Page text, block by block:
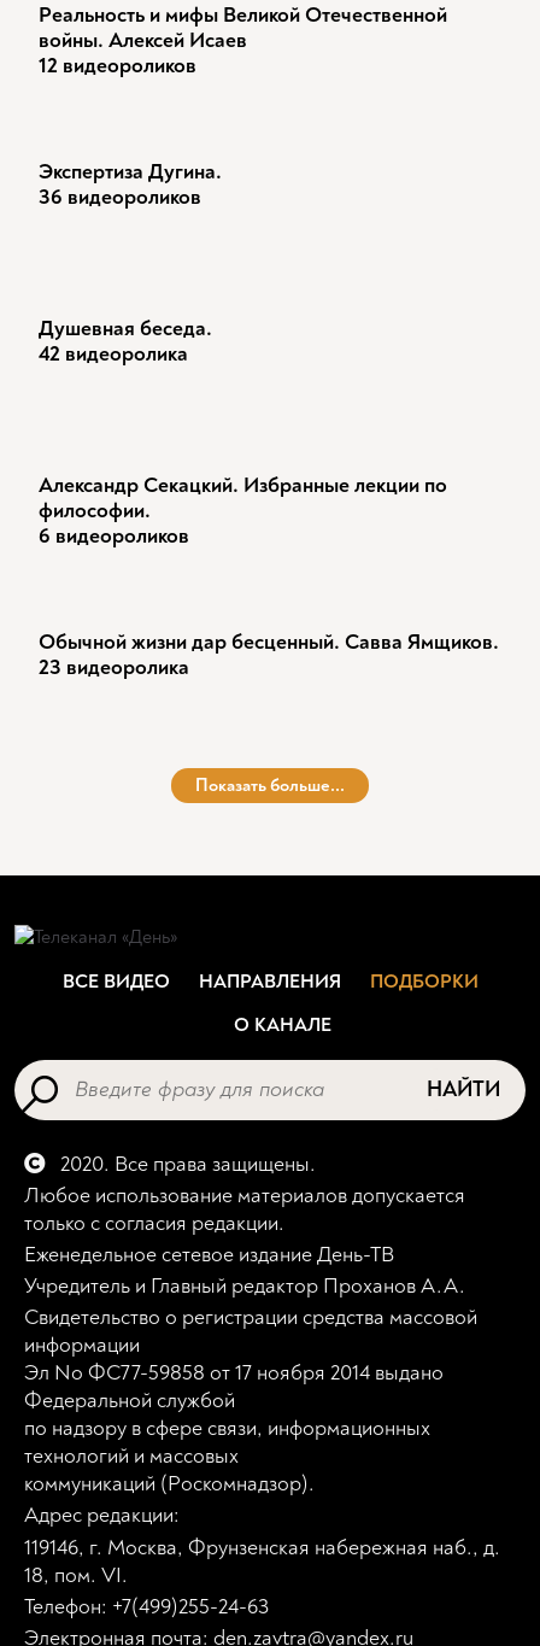
Реальность и мифы Великой Отечественной
войны. Алексей Исаев
12 видеороликов
Экспертиза Дугина.
36 видеороликов
Душевная беседа.
42 видеоролика
Александр Секацкий. Избранные лекции по
философии.
6 видеороликов
Обычной жизни дар бесценный. Савва Ямщиков.
23 видеоролика
Показать больше...
ВСЕ ВИДЕО НАПРАВЛЕНИЯ
ПОДБОРКИ
О КАНАЛЕ
НАЙТИ
2020. Все права защищены.
Любое использование материалов допускается
только с согласия редакции.
Еженедельное сетевое издание День-ТВ
Учредитель и Главный редактор Проханов А.А.
Свидетельство о регистрации средства массовой
информации
Эл No ФС77-59858 от 17 ноября 2014 выдано
Федеральной службой
по надзору в сфере связи, информационных
технологий и массовых
коммуникаций (Роскомнадзор).
Адрес редакции:
119146, г. Москва, Фрунзенская набережная наб., д.
18, пом. VI.
Телефон: +7(499)255-24-63
Электронная почта: den.zavtra@yandex.ru